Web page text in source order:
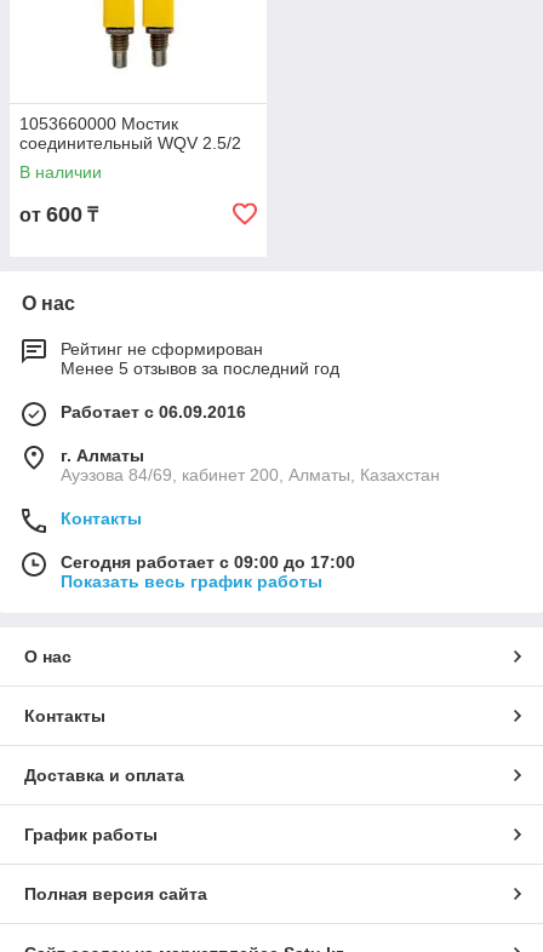
1053660000 Мостик
соединительный WQV 2.5/2
В наличии
от 600 ₸
О нас
Рейтинг не сформирован
Менее 5 отзывов за последний год
Работает с 06.09.2016
г. Алматы
Ауэзова 84/69, кабинет 200, Алматы, Казахстан
Контакты
Сегодня работает с 09:00 до 17:00
Показать весь график работы
О нас
Контакты
Доставка и оплата
График работы
Полная версия сайта